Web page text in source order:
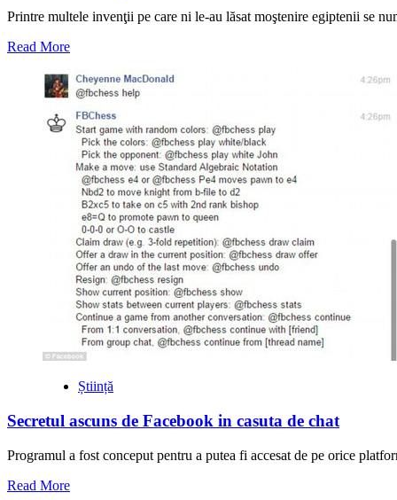
Printre multele invenţii pe care ni le-au lăsat moştenire egiptenii se
Read MoreRead
about
Scurta
istorie
pastei
de
dinti
Știință
Secretul ascuns de Facebook in casuta de chat
Programul a fost conceput pentru a putea fi accesat de pe orice
Read MoreRead